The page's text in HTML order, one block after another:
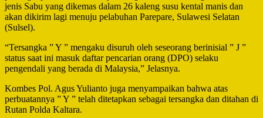
jenis Sabu yang dikemas dalam 26 kaleng susu kental manis dan
akan dikirim lagi menuju pelabuhan Parepare, Sulawesi Selatan
(Sulsel).
“Tersangka ” Y ” mengaku disuruh oleh seseorang berinisial ” J ”
status saat ini masuk daftar pencarian orang (DPO) selaku
pengendali yang berada di Malaysia,” Jelasnya.
Kombes Pol. Agus Yulianto juga menyampaikan bahwa atas
perbuatannya ” Y ” telah ditetapkan sebagai tersangka dan ditahan di
Rutan Polda Kaltara.